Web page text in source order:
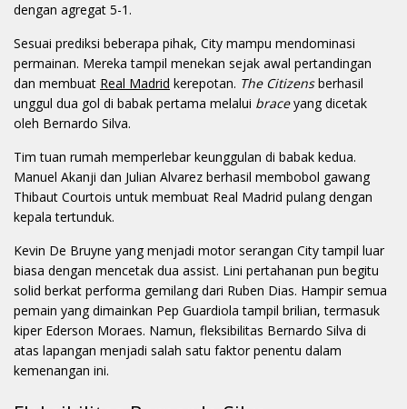
dengan agregat 5-1.
Sesuai prediksi beberapa pihak, City mampu mendominasi
permainan. Mereka tampil menekan sejak awal pertandingan
dan membuat Real Madrid kerepotan. The Citizensberhasil
unggul dua gol di babak pertama melalui braceyang dicetak
oleh Bernardo Silva.
Tim tuan rumah memperlebar keunggulan di babak kedua.
Manuel Akanji dan Julian Alvarez berhasil membobol gawang
Thibaut Courtois untuk membuat Real Madrid pulang dengan
kepala tertunduk.
Kevin De Bruyne yang menjadi motor serangan City tampil luar
biasa dengan mencetak dua assist. Lini pertahanan pun begitu
solid berkat performa gemilang dari Ruben Dias. Hampir semua
pemain yang dimainkan Pep Guardiola tampil brilian, termasuk
kiper Ederson Moraes. Namun, fleksibilitas Bernardo Silva di
atas lapangan menjadi salah satu faktor penentu dalam
kemenangan ini.